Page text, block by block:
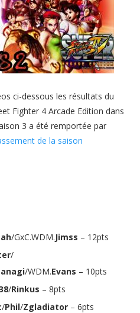
ci-dessous les résultats du
Fighter 4 Arcade Edition dans
3 a été remportée par
de la saison
/GxC.WDM.Jimss – 12pts
/
/WDM.Evans – 10pts
/Rinkus – 8pts
/Phil/Zgladiator – 6pts